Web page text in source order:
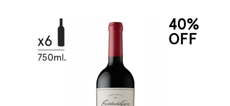
40%
OFF